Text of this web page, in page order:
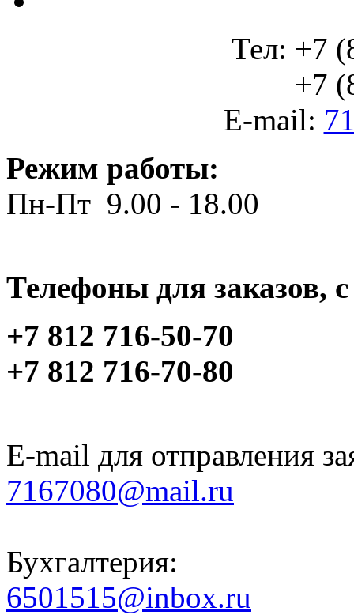
Тел: +7
+7
E-mail:
Режим работы:
Пн-Пт 9.00 - 18.00
Телефоны для заказов,
+7 812 716-50-70
+7 812 716-70-80
E-mail для отправления
7167080@mail.ru
Бухгалтерия:
6501515@inbox.ru